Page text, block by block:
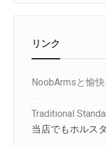
リンク
NoobArmsと愉
Traditional
当店でもホルス